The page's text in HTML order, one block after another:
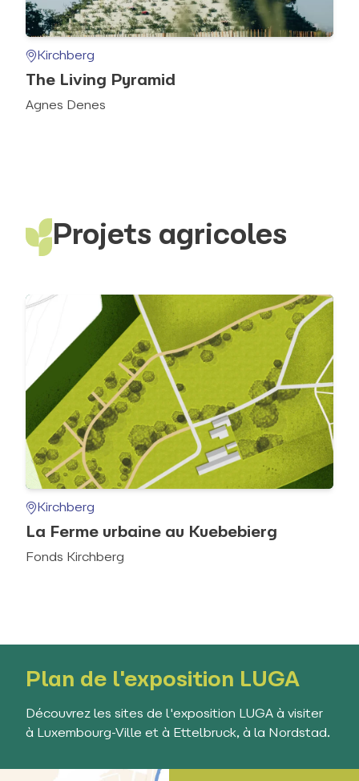
Kirchberg
The Living Pyramid
Agnes Denes
Projets agricoles
Kirchberg
La Ferme urbaine au Kuebebierg
Fonds Kirchberg
Plan de l'exposition LUGA
Découvrez les sites de l'exposition LUGA à visiter
à Luxembourg-Ville et à Ettelbruck, à la Nordstad.